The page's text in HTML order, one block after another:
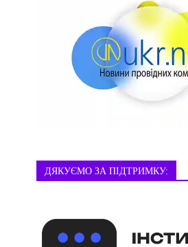
ДЯКУЄМО ЗА ПІДТРИМКУ: